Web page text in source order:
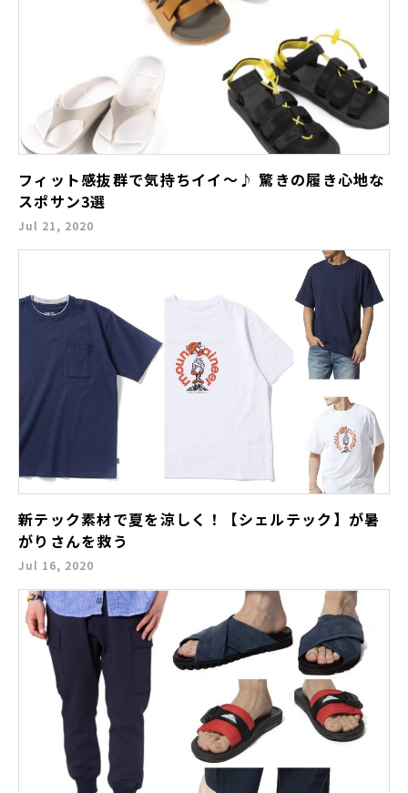
フィット感抜群で気持ちイイ～♪ 驚きの履き心地な
スポサン3選
Jul 21, 2020
新テック素材で夏を涼しく！【シェルテック】が暑
がりさんを救う
Jul 16, 2020